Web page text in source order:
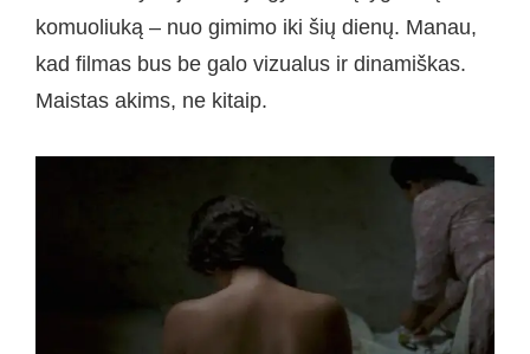
komuoliuką – nuo gimimo iki šių dienų. Manau,
kad filmas bus be galo vizualus ir dinamiškas.
Maistas akims, ne kitaip.